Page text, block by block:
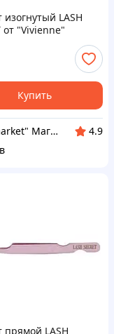
LASH
от "Vivienne"
Купить
"Lashmarket" Магазин материалов для наращивания и ламинирования ресниц, окрашивания бровей
4.9
прямой LASH